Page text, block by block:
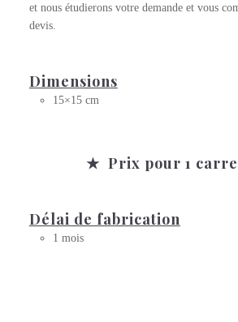
et nous étudierons votre demande et vous
devis.
Dimensions
15×15 cm
★ Prix pour 1
Délai de fabrication
1 mois